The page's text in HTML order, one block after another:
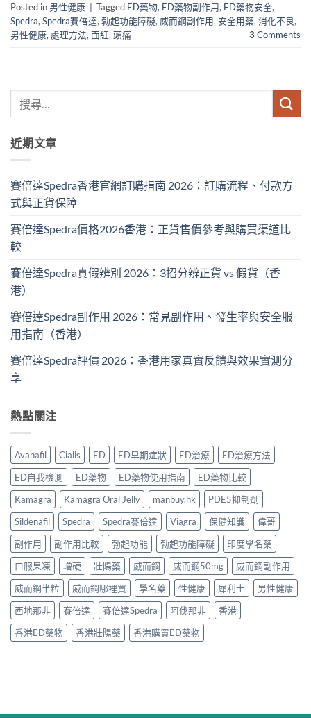
Posted in 男性健康 Tagged ED藥物, ED藥物副作用, ED藥物安全,
Spedra, Spedra賽倍達, 勃起功能障礙, 威而鋼副作用, 安全用藥, 消化不良,
男性健康, 處理方法, 面紅, 頭痛 3 Comments
近期文章
賽倍達Spedra香港官網訂購指南 2026：訂購流程、付款方
式與正貨保障
賽倍達Spedra價格2026香港：正貨售價參考與購買渠道比
較
賽倍達Spedra真假辨別 2026：3招分辨正貨 vs 假貨（香
港）
賽倍達Spedra副作用 2026：常見副作用、發生率與安全服
用指南（香港）
賽倍達Spedra評價 2026：香港用家真實反饋與效果實測分
享
熱點關注
Avanafil Cialis ED ED早期症狀 ED治療
ED治療方法
ED自我檢測
ED藥物 ED藥物使用指南
ED藥物比較
Kamagra
Kamagra Oral Jelly manbuy.hk
PDE5抑制劑
Sildenafil
Spedra Spedra賽倍達 Viagra 保健知識
偉哥
副作用
副作用比較 勃起功能 勃起功能障礙
印度學名藥
口服果凍
增硬 壯陽藥 威而鋼 威而鋼50mg
威而鋼副作用
威而鋼半粒
威而鋼哪裡買 學名藥 性健康 犀利士
男性健康
西地那非
賽倍達 賽倍達Spedra 阿伐那非
香港
香港ED藥物
香港壯陽藥 香港購買ED藥物